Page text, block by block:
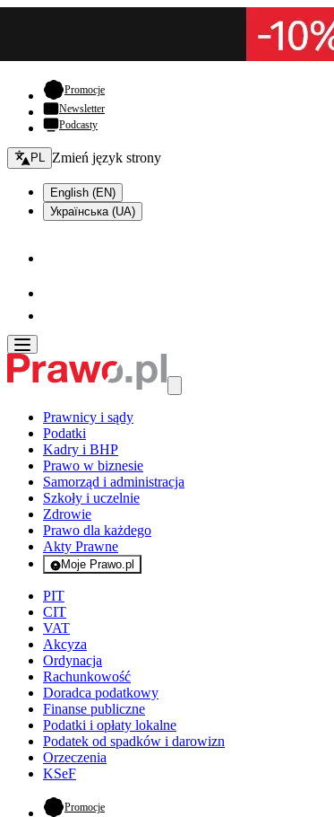
Promocje- otwiera się w nowej karcie
Newsletter
Podcasty
Zmień język - bieżący:
PL Zmień język strony
English (EN)
Українська (UA)
Prawnicy i sądy
Podatki
Kadry i BHP
Prawo w biznesie
Samorząd i administracja
Szkoły i uczelnie
Zdrowie
Prawo dla każdego
Akty Prawne
Moje Prawo.pl
- rejestracja i logowanie do serwisu
PIT
CIT
VAT
Akcyza
Ordynacja
Rachunkowość
Doradca podatkowy
Finanse publiczne
Podatki i opłaty lokalne
Podatek od spadków i darowizn
Orzeczenia
KSeF
Promocje- otwiera się w nowej karcie